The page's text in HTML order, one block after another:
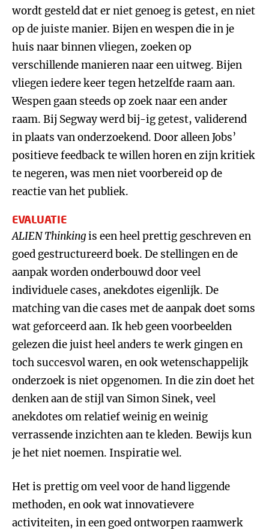
wordt gesteld dat er niet genoeg is getest, en niet
op de juiste manier. Bijen en wespen die in je
huis naar binnen vliegen, zoeken op
verschillende manieren naar een uitweg. Bijen
vliegen iedere keer tegen hetzelfde raam aan.
Wespen gaan steeds op zoek naar een ander
raam. Bij Segway werd bij-ig getest, validerend
in plaats van onderzoekend. Door alleen Jobs’
positieve feedback te willen horen en zijn kritiek
te negeren, was men niet voorbereid op de
reactie van het publiek.
EVALUATIE
ALIEN Thinkingis een heel prettig geschreven en
goed gestructureerd boek. De stellingen en de
aanpak worden onderbouwd door veel
individuele cases, anekdotes eigenlijk. De
matching van die cases met de aanpak doet soms
wat geforceerd aan. Ik heb geen voorbeelden
gelezen die juist heel anders te werk gingen en
toch succesvol waren, en ook wetenschappelijk
onderzoek is niet opgenomen. In die zin doet het
denken aan de stijl van Simon Sinek, veel
anekdotes om relatief weinig en weinig
verrassende inzichten aan te kleden. Bewijs kun
je het niet noemen. Inspiratie wel.
Het is prettig om veel voor de hand liggende
methoden, en ook wat innovatievere
activiteiten, in een goed ontworpen raamwerk